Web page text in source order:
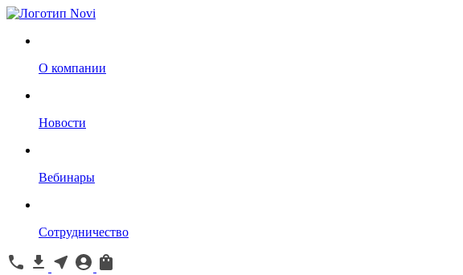
О компании
Новости
Вебинары
Сотрудничество